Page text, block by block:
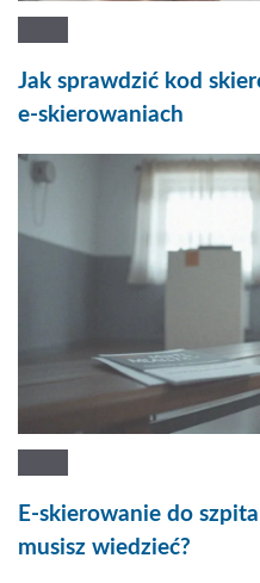
Jak sprawdzić kod
e-skierowaniach
E-skierowanie do
musisz wiedzieć?